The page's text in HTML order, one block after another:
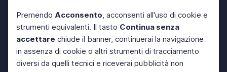
Premendo Acconsento, acconsenti all'uso di cookie e
strumenti equivalenti. Il tasto Continua senza
accettare chiude il banner, continuerai la navigazione
in assenza di cookie o altri strumenti di tracciamento
diversi da quelli tecnici e riceverai pubblicità non